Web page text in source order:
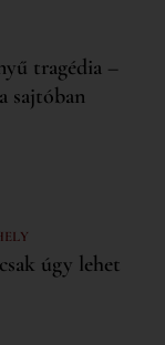
tragédia –
sajtóban
úgy lehet